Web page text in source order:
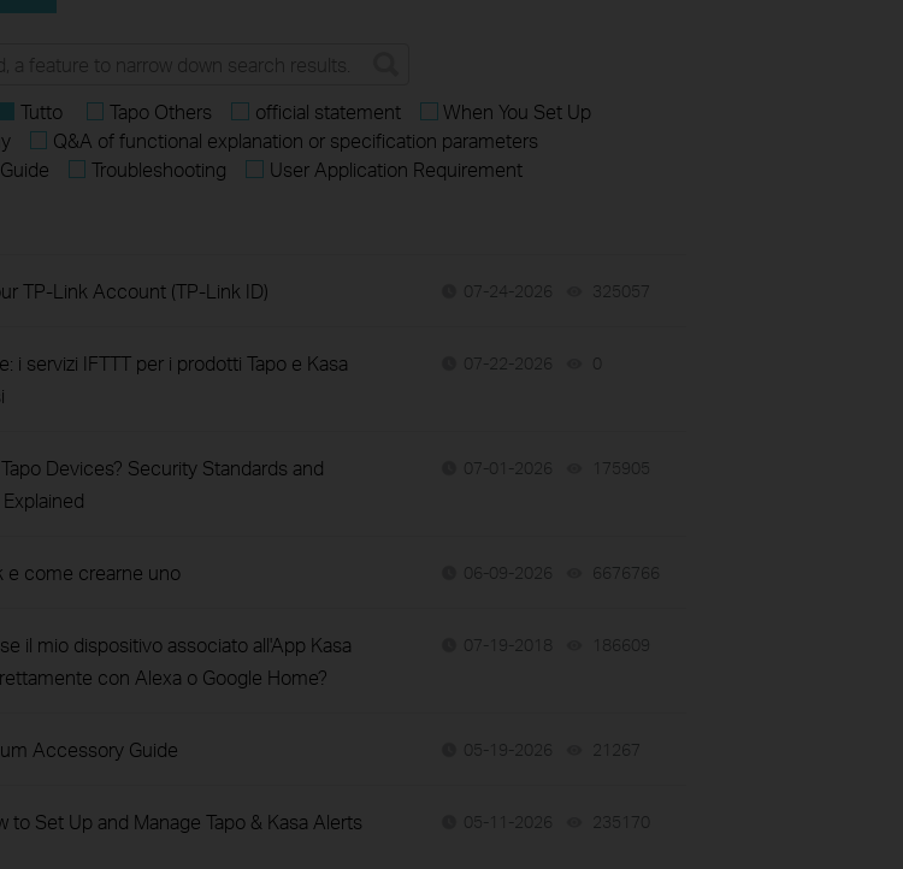
Tutto Tapo Others official statement
When You Set Up
Q&A of functional explanation or specification parameters
Troubleshooting User Application Requirement
TP-Link Account (TP-Link ID) 07-24-2026 325057
i servizi IFTTT per i prodotti Tapo e Kasa
07-22-2026 0
Devices? Security Standards and
07-01-2026 175905
e come crearne uno 06-09-2026 6676766
il mio dispositivo associato all'App Kasa
con Alexa o Google Home?
07-19-2018 186609
Accessory Guide 05-19-2026 21267
to Set Up and Manage Tapo & Kasa Alerts
05-11-2026 235170